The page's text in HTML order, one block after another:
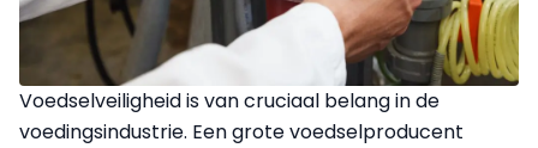
Voedselveiligheid is van cruciaal belang in de
voedingsindustrie. Een grote voedselproducent